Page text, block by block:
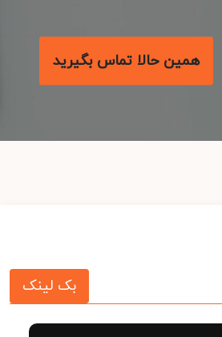
همین حالا تماس بگیرید
بک لینک